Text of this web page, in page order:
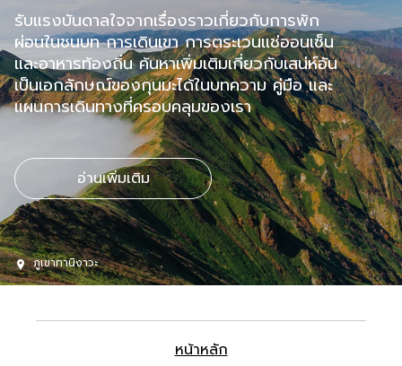
รับแรงบันดาลใจจากเรื่องราวเกี่ยวกับการพัก
ผ่อนในชนบท การเดินเขา การตระเวนแช่ออนเซ็น
และอาหารท้องถิ่น ค้นหาเพิ่มเติมเกี่ยวกับเสน่ห์อัน
เป็นเอกลักษณ์ของกุนมะได้ในบทความ คู่มือ และ
แผนการเดินทางที่ครอบคลุมของเรา
อ่านเพิ่มเติม
ภูเขาทานิงาวะ
หน้าหลัก